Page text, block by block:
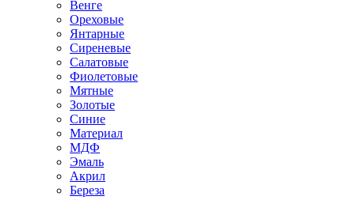
Венге
Ореховые
Янтарные
Сиреневые
Салатовые
Фиолетовые
Мятные
Золотые
Синие
Материал
МДФ
Эмаль
Акрил
Береза